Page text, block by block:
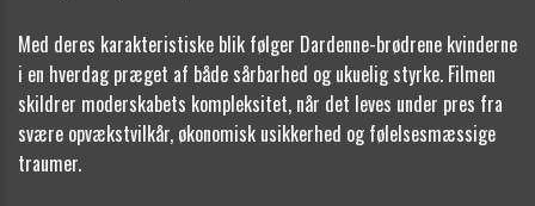
Med deres karakteristiske blik følger Dardenne-brødrene kvinderne
i en hverdag præget af både sårbarhed og ukuelig styrke. Filmen
skildrer moderskabets kompleksitet, når det leves under pres fra
svære opvækstvilkår, økonomisk usikkerhed og følelsesmæssige
traumer.